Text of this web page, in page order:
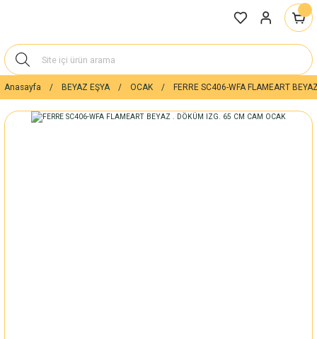
Anasayfa BEYAZ EŞYA OCAK FERRE SC406-WFA FLAMEART